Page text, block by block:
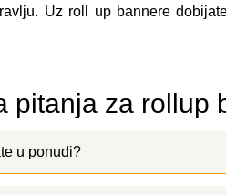
Uz roll up bannere
pitanja za rollup
u ponudi?